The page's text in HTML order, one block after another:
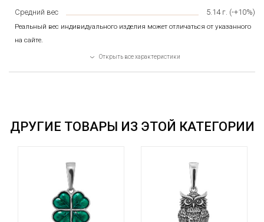
Средний вес
5.14г. (-+10%)
Реальный вес индивидуального изделия может отличаться от указанного
на сайте.
Открыть все характеристики
ДРУГИЕ ТОВАРЫ ИЗ ЭТОЙ КАТЕГОРИИ